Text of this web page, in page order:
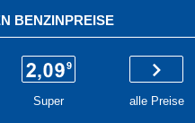
BENZINPREISE
Super alle Preise